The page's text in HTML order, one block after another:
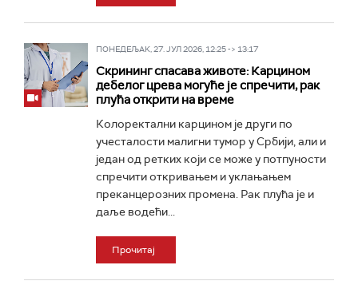
ПОНЕДЕЉАК, 27. ЈУЛ 2026, 12:25 -> 13:17
Скрининг спасава животе: Карцином
дебелог црева могуће је спречити, рак
плућа открити на време
Колоректални карцином је други по
учесталости малигни тумор у Србији, али и
један од ретких који се може у потпуности
спречити откривањем и уклањањем
преканцерозних промена. Рак плућа је и
даље водећи...
Прочитај